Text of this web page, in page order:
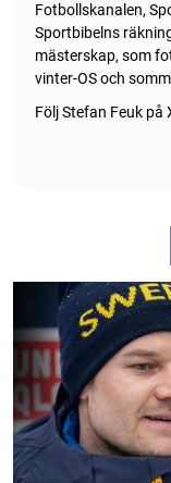
Fotbollskanalen,
Sportbibelns
mästerskap, som
vinter-OS och
Följ Stefan Feuk på